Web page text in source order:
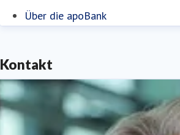
Über die apoBank
Kontakt